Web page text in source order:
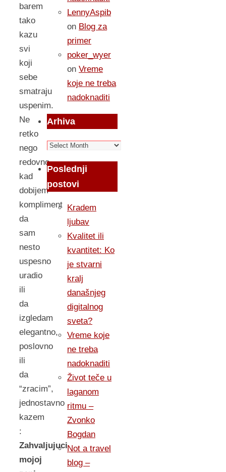
barem
tako
kazu
svi
koji
sebe
smatraju
uspenim.
Ne
retko
nego
redovno
kad
dobijem
kompliment
da
sam
nesto
uspesno
uradio
ili
da
izgledam
elegantno,
poslovno
ili
da
“zracim”,
jednostavno
kazem
:
Zahvaljujuci
mojoj
LennyAspib
on Blog za
primer
poker_wyer
on Vreme
koje ne treba
nadoknaditi
Arhiva
Arhiva
Poslednji
postovi
Kradem
ljubav
Kvalitet ili
kvantitet: Ko
je stvarni
kralj
današnjeg
digitalnog
sveta?
Vreme koje
ne treba
nadoknaditi
Život teče u
laganom
ritmu –
Zvonko
Bogdan
Not a travel
blog –